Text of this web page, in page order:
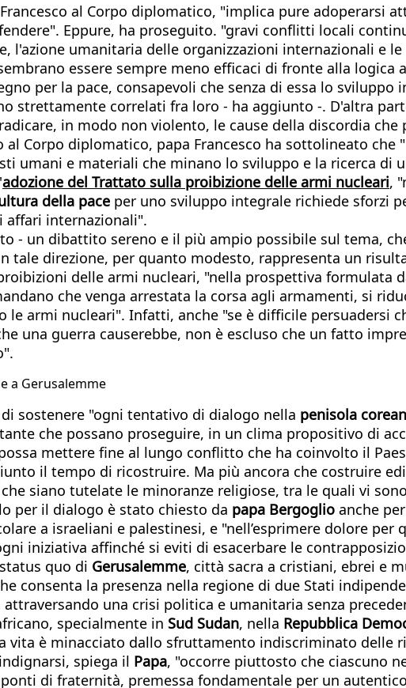
al Corpo diplomatico, "implica pure adoperarsi
Eppure, ha proseguito. "gravi conflitti locali
l'azione umanitaria delle organizzazioni internazionali e
essere sempre meno efficaci di fronte alla logica
per la pace, consapevoli che senza di essa lo
strettamente correlati fra loro - ha aggiunto -. D'altra
in modo non violento, le cause della discordia che
Corpo diplomatico, papa Francesco ha sottolineato
umani e materiali che minano lo sviluppo e la ricerca di
adozione del Trattato sulla proibizione delle armi nucleari,
della pace per uno sviluppo integrale richiede sforzi
affari internazionali".
- un dibattito sereno e il più ampio possibile sul tema,
tale direzione, per quanto modesto, rappresenta un
delle armi nucleari, "nella prospettiva formulata
che venga arrestata la corsa agli armamenti, si
armi nucleari". Infatti, anche "se è difficile persuadersi
una guerra causerebbe, non è escluso che un fatto
a Gerusalemme
sostenere "ogni tentativo di dialogo nella penisola
che possano proseguire, in un clima propositivo di
mettere fine al lungo conflitto che ha coinvolto il
il tempo di ricostruire. Ma più ancora che costruire
siano tutelate le minoranze religiose, tra le quali vi
per il dialogo è stato chiesto da papa Bergoglio anche per
a israeliani e palestinesi, e "nell’esprimere dolore
iniziativa affinché si eviti di esacerbare le
quo di Gerusalemme, città sacra a cristiani, ebrei e
consenta la presenza nella regione di due Stati
una crisi politica e umanitaria senza
specialmente in Sud Sudan, nella Repubblica
vita è minacciato dallo sfruttamento indiscriminato delle
spiega il Papa, "occorre piuttosto che ciascuno
di fraternità, premessa fondamentale per un